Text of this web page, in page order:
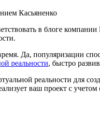
Касьяненко
в блоге
Да, популяризации
реальности, быстро
реальности для
ваш проект с